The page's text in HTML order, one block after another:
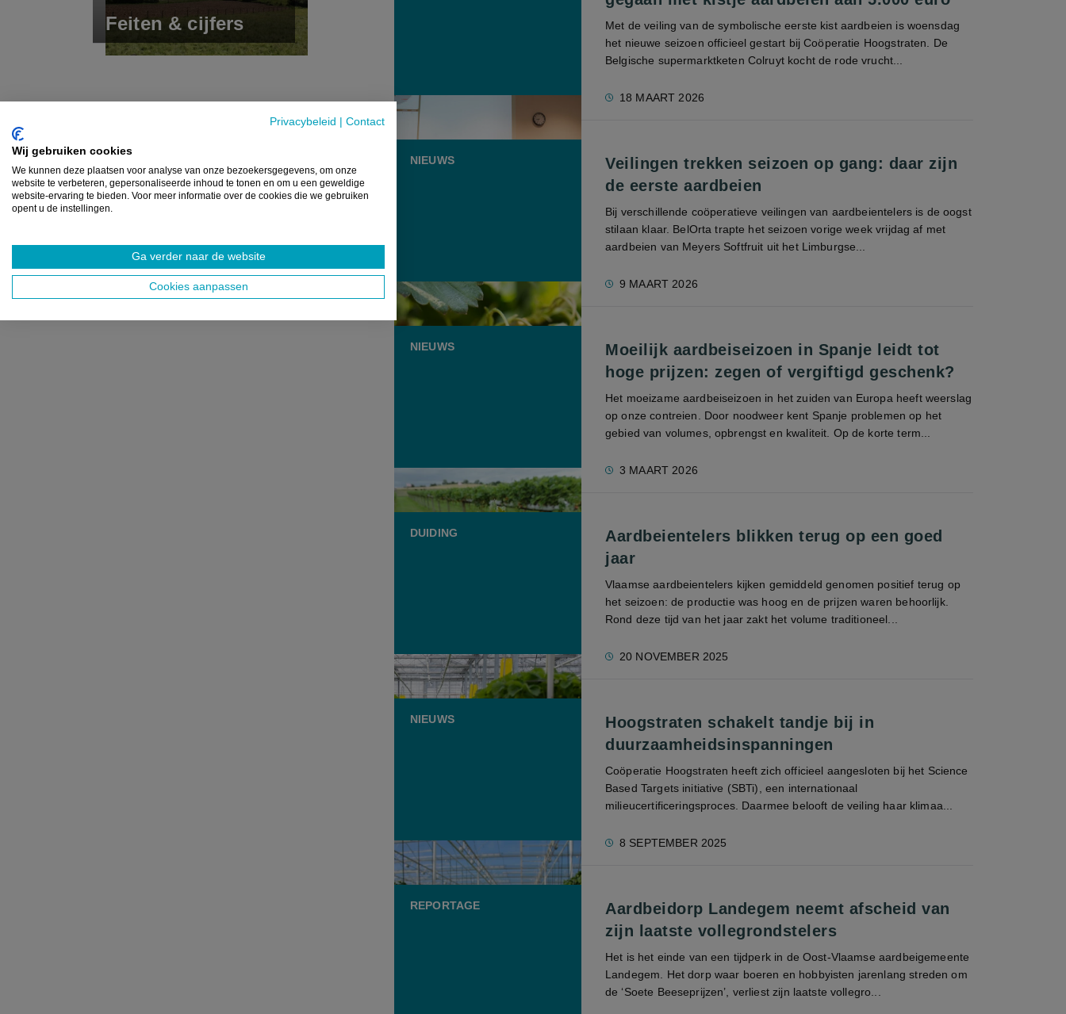
Privacybeleid | Contact
Wij gebruiken cookies
We kunnen deze plaatsen voor analyse van onze bezoekersgegevens, om onze
website te verbeteren, gepersonaliseerde inhoud te tonen en om u een geweldige
website-ervaring te bieden. Voor meer informatie over de cookies die we gebruiken
opent u de instellingen.
Ga verder naar de website
Cookies aanpassen
Feiten & cijfers
Met de veiling van de symbolische eerste kist aardbeien is woensdag
het nieuwe seizoen officieel gestart bij Coöperatie Hoogstraten. De
Belgische supermarktketen Colruyt kocht de rode vrucht...
18 MAART 2026
Veilingen trekken seizoen op gang: daar zijn
de eerste aardbeien
Bij verschillende coöperatieve veilingen van aardbeientelers is de oogst
stilaan klaar. BelOrta trapte het seizoen vorige week vrijdag af met
aardbeien van Meyers Softfruit uit het Limburgse...
9 MAART 2026
NIEUWS
Moeilijk aardbeiseizoen in Spanje leidt tot
hoge prijzen: zegen of vergiftigd geschenk?
Het moeizame aardbeiseizoen in het zuiden van Europa heeft weerslag
op onze contreien. Door noodweer kent Spanje problemen op het
gebied van volumes, opbrengst en kwaliteit. Op de korte term...
3 MAART 2026
NIEUWS
Aardbeientelers blikken terug op een goed
jaar
Vlaamse aardbeientelers kijken gemiddeld genomen positief terug op
het seizoen: de productie was hoog en de prijzen waren behoorlijk.
Rond deze tijd van het jaar zakt het volume traditioneel...
20 NOVEMBER 2025
DUIDING
Hoogstraten schakelt tandje bij in
duurzaamheidsinspanningen
Coöperatie Hoogstraten heeft zich officieel aangesloten bij het Science
Based Targets initiative (SBTi), een internationaal
milieucertificeringsproces. Daarmee belooft de veiling haar klimaa...
8 SEPTEMBER 2025
NIEUWS
Aardbeidorp Landegem neemt afscheid van
zijn laatste vollegrondstelers
Het is het einde van een tijdperk in de Oost-Vlaamse aardbeigemeente
Landegem. Het dorp waar boeren en hobbyisten jarenlang streden om
de ‘Soete Beeseprijzen’, verliest zijn laatste vollegro...
REPORTAGE